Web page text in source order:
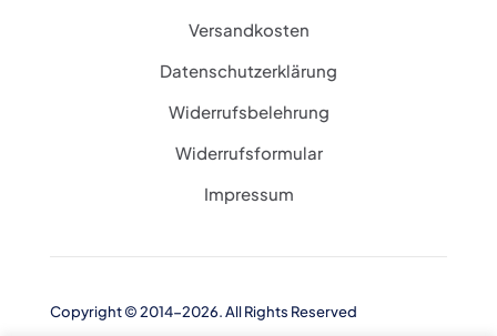
Versandkosten
Datenschutzerklärung
Widerrufsbelehrung
Widerrufsformular
Impressum
Copyright © 2014-2026. All Rights Reserved